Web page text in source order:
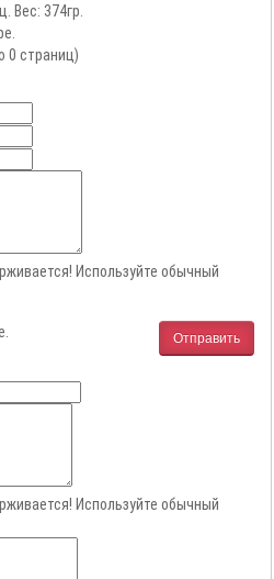
Вес: 374гр.
0 страниц)
Используйте обычный
Отправить
Используйте обычный